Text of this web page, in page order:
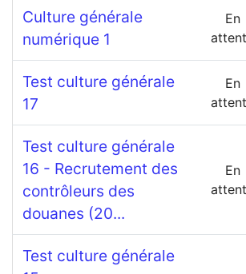
Culture générale
numérique 1
En
Test culture générale
17
En
Test culture générale
16 - Recrutement des
contrôleurs des
douanes (20...
En
Test culture générale